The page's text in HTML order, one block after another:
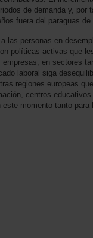
de demanda y,
fuera del paraguas de
las personas en
políticas activas que
en sectores
laboral siga
regiones europeas
centros
momento tanto